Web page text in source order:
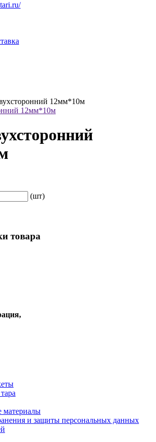
12мм*10м
(шт)
товара
материалы
и защиты персональных данных